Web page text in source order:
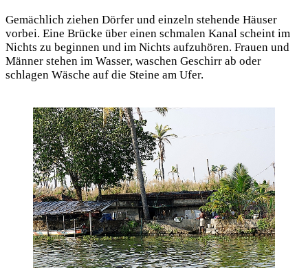
Gemächlich ziehen Dörfer und einzeln stehende Häuser
vorbei. Eine Brücke über einen schmalen Kanal scheint im
Nichts zu beginnen und im Nichts aufzuhören. Frauen und
Männer stehen im Wasser, waschen Geschirr ab oder
schlagen Wäsche auf die Steine am Ufer.